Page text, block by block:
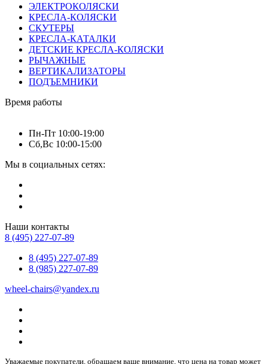
ЭЛЕКТРОКОЛЯСКИ
КРЕСЛА-КОЛЯСКИ
СКУТЕРЫ
КРЕСЛА-КАТАЛКИ
ДЕТСКИЕ КРЕСЛА-КОЛЯСКИ
РЫЧАЖНЫЕ
ВЕРТИКАЛИЗАТОРЫ
ПОДЪЕМНИКИ
Время работы
Пн-Пт 10:00-19:00
Сб,Вс 10:00-15:00
Мы в социальных сетях:
Наши контакты
8 (495) 227-07-89
8 (495) 227-07-89
8 (985) 227-07-89
wheel-chairs@yandex.ru
Уважаемые покупатели, обращаем ваше внимание, что цена на товар может